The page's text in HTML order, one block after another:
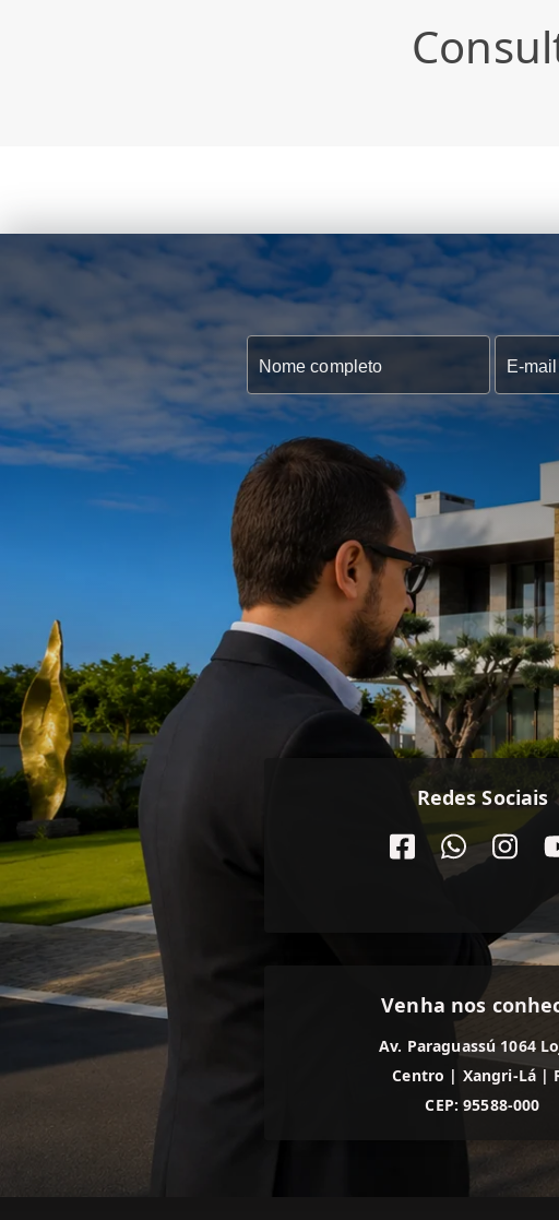
Redes Sociais
Venha nos
Av. Paraguassú 1064
Centro | Xangri-Lá |
CEP: 95588-000